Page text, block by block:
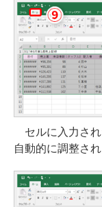
セルに入力され
自動的に調整さ